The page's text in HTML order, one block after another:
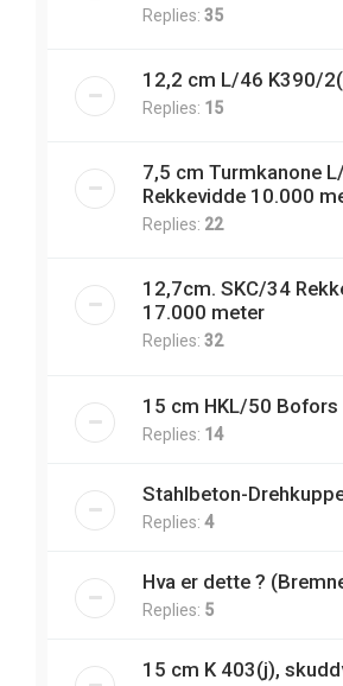
Replies: 35
12,2 cm L/46 K390/
Replies: 15
7,5 cm Turmkanone
Rekkevidde 10.000
Replies: 22
12,7cm. SKC/34
17.000 meter
Replies: 32
15 cm HKL/50 Bofors
Replies: 14
Stahlbeton-
Replies: 4
Hva er dette ?
Replies: 5
15 cm K 403(j),